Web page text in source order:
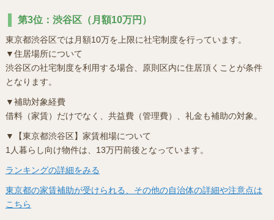
第3位：渋谷区（月額10万円）
東京都渋谷区では月額10万を上限に社宅制度を行っています。
▼住居場所について
渋谷区の社宅制度を利用する場合、原則区内に住居頂くことが条件
となります。
▼補助対象経費
借料（家賃）だけでなく、共益費（管理費）、礼金も補助の対象。
▼【東京都渋谷区】家賃相場について
1人暮らし向け物件は、13万円前後となっています。
ランキングの詳細をみる
東京都の家賃補助が受けられる、その他の自治体の詳細や注意点は
こちら